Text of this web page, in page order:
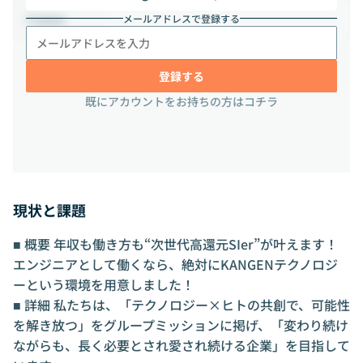
メールアドレスで登録する
登録する
既にアカウントをお持ちの方はコチラ
勤務地 -
現状と課題
■ 概要 年収も働き方も“次世代高還元SIer”が叶えます！
エンジニアとして働くなら、絶対にKANGENテクノロジ
ーという環境を用意しました！
■ 詳細 私たちは、「テクノロジー×ヒトの共創で、可能性
を解き放つ」をグループミッションに掲げ、「変わり続け
ながらも、長く必要とされ愛され続ける企業」を目指して